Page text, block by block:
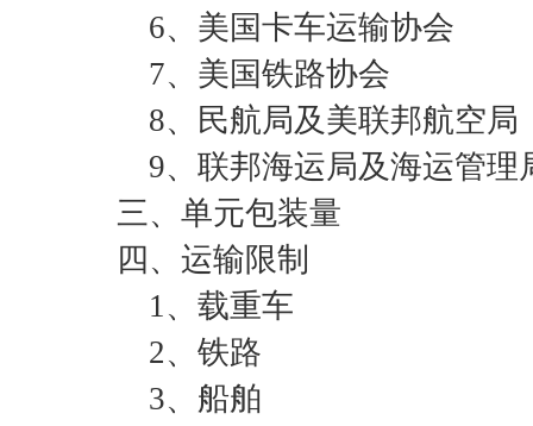
6、美国卡车运输协会
7、美国铁路协会
8、民航局及美联邦航空局
9、联邦海运局及海运管理
三、单元包装量
四、运输限制
1、载重车
2、铁路
3、船舶